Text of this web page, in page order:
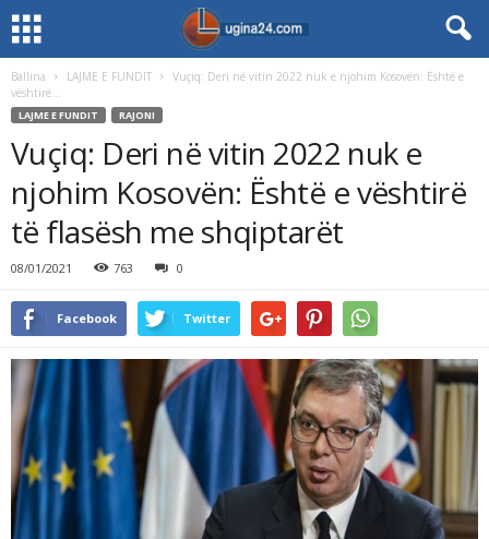
Ballina LAJME E FUNDIT
Vuçiq: Deri në vitin 2022 nuk e njohim Kosovën: Është e
vështirë...
LAJME E FUNDIT RAJONI
Vuçiq: Deri në vitin 2022 nuk e
njohim Kosovën: Është e vështirë
të flasësh me shqiptarët
08/01/2021 763 0
Facebook Twitter